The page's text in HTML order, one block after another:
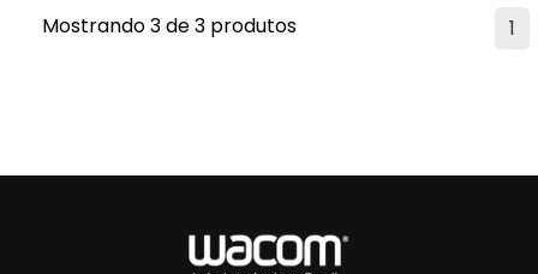
1
Mostrando 3 de 3 produtos